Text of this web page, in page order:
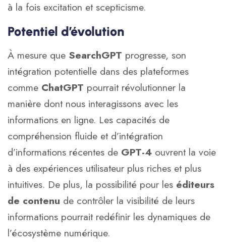
à la fois excitation et scepticisme.
Potentiel d’évolution
À mesure que SearchGPT progresse, son
intégration potentielle dans des plateformes
comme ChatGPT pourrait révolutionner la
manière dont nous interagissons avec les
informations en ligne. Les capacités de
compréhension fluide et d’intégration
d’informations récentes de GPT-4 ouvrent la voie
à des expériences utilisateur plus riches et plus
intuitives. De plus, la possibilité pour les éditeurs
de contenu de contrôler la visibilité de leurs
informations pourrait redéfinir les dynamiques de
l’écosystème numérique.